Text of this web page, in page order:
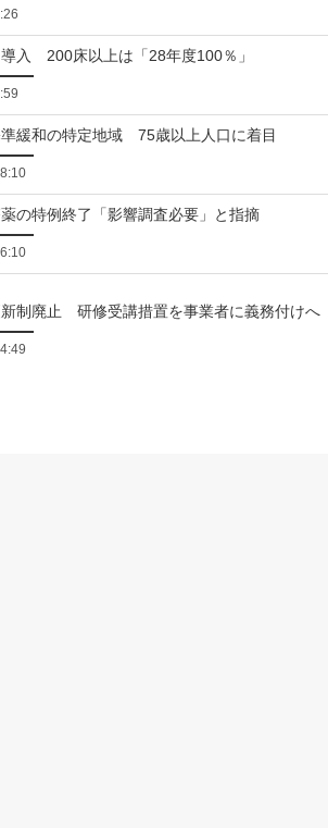
入 200床以上は「28年度100％」
緩和の特定地域 75歳以上人口に着目
の特例終了「影響調査必要」と指摘
制廃止 研修受講措置を事業者に義務付けへ